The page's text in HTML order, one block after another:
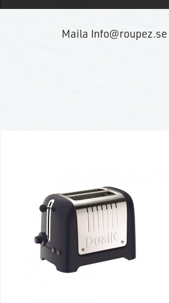
Maila Info@roupez.se